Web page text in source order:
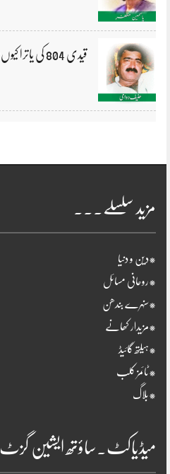
قیدی 804 کی یاترا کیوں؟
مزید سلسلے۔۔۔
*دین و دنیا
*روحانی مسائل
*سنہرے بندھن
*مزیدار کھانے
*ہیلتھ گائیڈ
*ٹائمز کلب
*بلاگ
میڈیاکٹ۔ساؤتھ ایشین گزٹ